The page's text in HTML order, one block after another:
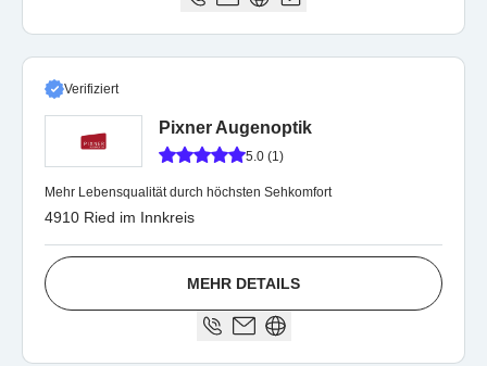
Verifiziert
Pixner Augenoptik
5.0 (1)
Mehr Lebensqualität durch höchsten Sehkomfort
4910 Ried im Innkreis
MEHR DETAILS